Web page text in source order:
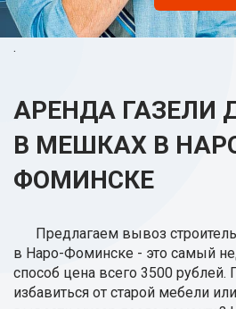
.
АРЕНДА ГАЗЕЛИ
В МЕШКАХ В
ФОМИНСКЕ
Предлагаем вывоз
в Наро-Фоминске - это самый
способ цена всего 3500 рублей.
избавиться от старой мебели